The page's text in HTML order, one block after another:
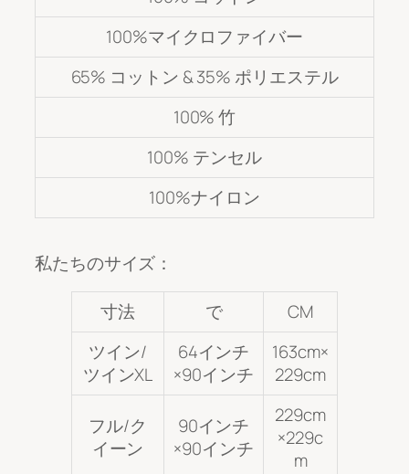
100%マイクロファイバー
65% コットン & 35% ポリエステル
100% 竹
100% テンセル
100%ナイロン
私たちのサイズ：
寸法 で
CM
ツイン/
ツインXL
64インチ
×90インチ
163cm×
229cm
フル/ク
イーン
90インチ
×90インチ
229cm
×229c
m